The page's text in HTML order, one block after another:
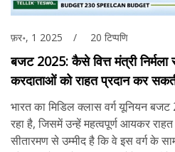
फ़र॰, 1 2025 20 टिप्पणि
बजट 2025: कैसे वित्त मंत्री निर्मला
करदाताओं को राहत प्रदान कर
भारत का मिडिल क्लास वर्ग यूनियन
रहा है, जिसमें उन्हें महत्वपूर्ण आयकर राहत
सीतारमण से उम्मीद है कि वे इस वर्ग के